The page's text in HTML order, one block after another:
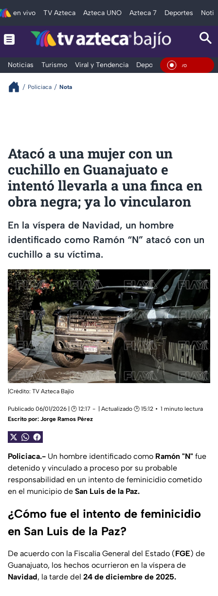
en vivo TV Azteca Azteca UNO Azteca 7 Deportes
Noticias Turismo Viral y Tendencia Deportes Espectáculos
En
Policiaca Nota
Atacó a una mujer con un
cuchillo en Guanajuato e
intentó llevarla a una finca en
obra negra; ya lo vincularon
En la víspera de Navidad, un hombre
identificado como Ramón “N” atacó con un
cuchillo a su víctima.
|Crédito: TV Azteca Bajío
Publicado 06/01/2026 | 🕑 12:17 | Actualizado 🕑 15:12
1 minuto lectura
Escrito por: Jorge Ramos Pérez
Policiaca.- Un hombre identificado como Ramón "N" fue
detenido y vinculado a proceso por su probable
responsabilidad en un intento de feminicidio cometido
en el municipio de San Luis de la Paz.
¿Cómo fue el intento de feminicidio
en San Luis de la Paz?
De acuerdo con la Fiscalía General del Estado (FGE) de
Guanajuato, los hechos ocurrieron en la víspera de
Navidad, la tarde del 24 de diciembre de 2025.